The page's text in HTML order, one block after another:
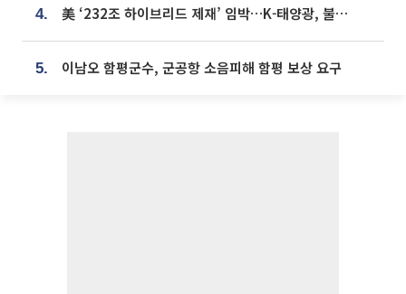
4. 美 ‘232조 하이브리드 제재’ 임박…K-태양광, 불확실성 털고 날개 다나
5. 이남오 함평군수, 군공항 소음피해 함평 보상 요구